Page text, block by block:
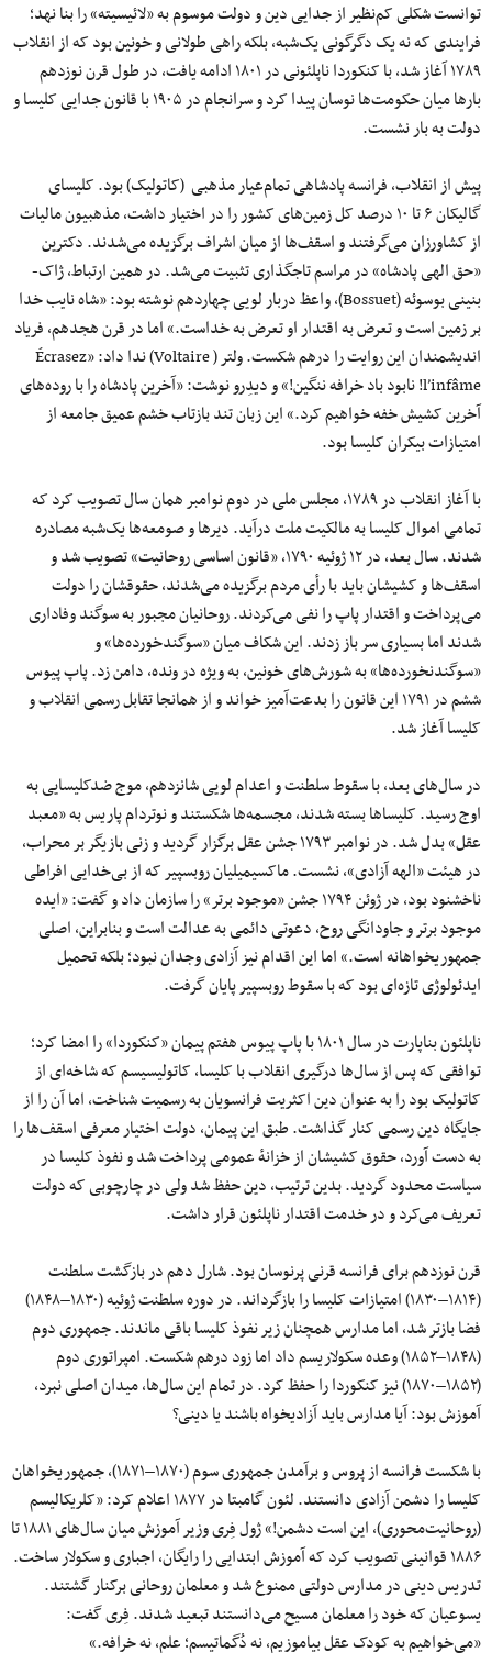
توانست شکلی کم‌نظیر از جدایی دین و دولت موسوم به «لائیسیته» را بنا نهد؛
فرایندی که نه یک دگرگونی یک‌شبه، بلکه راهی طولانی و خونین بود که از انقلاب
۱۷۸۹ آغاز شد، با کنکوردا ناپلئونی در ۱۸۰۱ ادامه یافت، در طول قرن نوزدهم
بارها میان حکومت‌ها نوسان پیدا کرد و سرانجام در ۱۹۰۵ با قانون جدایی کلیسا و
دولت به بار نشست.
پیش از انقلاب، فرانسه پادشاهی تمام‌عیار مذهبی (کاتولیک) بود. کلیسای
گالیکان ۶ تا ۱۰ درصد کل زمین‌های کشور را در اختیار داشت، مذهبیون مالیات
از کشاورزان می‌گرفتند و اسقف‌ها از میان اشراف برگزیده می‌شدند. دکترین
«حق الهی پادشاه» در مراسم تاجگذاری تثبیت می‌شد. در همین ارتباط، ژاک-
بنینی بوسوئه (Bossuet)، واعظ دربار لویی چهاردهم نوشته بود: «شاه نایب خدا
بر زمین است و تعرض به اقتدار او تعرض به خداست.» اما در قرن هجدهم، فریاد
اندیشمندان این روایت را درهم شکست. ولتر ( Voltaire) ندا داد: «Écrasez
l’infâme! نابود باد خرافه ننگین!» و دیدِرو نوشت: «آخرین پادشاه را با روده‌های
آخرین کشیش خفه خواهیم کرد.» این زبان تند بازتاب خشم عمیق جامعه از
امتیازات بیکران کلیسا بود.
با آغاز انقلاب در ۱۷۸۹، مجلس ملی در دوم نوامبر همان سال تصویب کرد که
تمامی اموال کلیسا به مالکیت ملت درآید. دیرها و صومعه‌ها یک‌شبه مصادره
شدند. سال بعد، در ۱۲ ژوئیه ۱۷۹۰، «قانون اساسی روحانیت» تصویب شد و
اسقف‌ها و کشیشان باید با رأی مردم برگزیده می‌شدند، حقوقشان را دولت
می‌پرداخت و اقتدار پاپ را نفی می‌کردند. روحانیان مجبور به سوگند وفاداری
شدند اما بسیاری سر باز زدند. این شکاف میان «سوگندخورده‌ها» و
«سوگندنخورده‌ها» به شورش‌های خونین، به‌ ویژه در ونده، دامن زد. پاپ پیوس
ششم در ۱۷۹۱ این قانون را بدعت‌آمیز خواند و از همانجا تقابل رسمی انقلاب و
کلیسا آغاز شد.
در سال‌های بعد، با سقوط سلطنت و اعدام لویی شانزدهم، موج ضدکلیسایی به
اوج رسید. کلیساها بسته شدند، مجسمه‌ها شکستند و نوتردام پاریس به «معبد
عقل» بدل شد. در نوامبر ۱۷۹۳ جشن عقل برگزار گردید و زنی بازیگر بر محراب،
در هیئت «الهه آزادی»، نشست. ماکسیمیلیانروبسپیر که از بی‌خدایی افراطی
ناخشنود بود، در ژوئن ۱۷۹۴ جشن «موجود برتر» را سازمان داد و گفت: «ایده
موجود برتر و جاودانگی روح، دعوتی دائمی به عدالت است و بنابراین، اصلی
جمهوریخواهانه است.» اما این اقدام نیز آزادی وجدان نبود؛ بلکه تحمیل
ایدئولوژی تازه‌ای بود که با سقوط روبسپیر پایان گرفت.
ناپلئون بناپارت در سال ۱۸۰۱ با پاپ پیوس هفتم پیمان «کنکوردا» را امضا کرد؛
توافقی که پس از سال‌ها درگیری انقلاب با کلیسا، کاتولیسیسم که شاخه‌ای از
کاتولیک بود را به‌ عنوان دین اکثریت فرانسویان به رسمیت شناخت، اما آن را از
جایگاه دین رسمی کنار گذاشت. طبق این پیمان، دولت اختیار معرفی اسقف‌ها را
به‌ دست آورد، حقوق کشیشان از خزانهٔ عمومی پرداخت شد و نفوذ کلیسا در
سیاست محدود گردید. بدین‌ ترتیب، دین حفظ شد ولی در چارچوبی که دولت
تعریف می‌کرد و در خدمت اقتدار ناپلئون قرار داشت.
قرن نوزدهم برای فرانسه قرنی پرنوسان بود. شارل دهم در بازگشت سلطنت
(۱۸۱۴–۱۸۳۰) امتیازات کلیسا را بازگرداند. در دوره سلطنت ژوئیه (۱۸۳۰–۱۸۴۸)
فضا بازتر شد، اما مدارس همچنان زیر نفوذ کلیسا باقی ماندند. جمهوری دوم
(۱۸۴۸–۱۸۵۲) وعده سکولاریسم داد اما زود درهم شکست. امپراتوری دوم
(۱۸۵۲–۱۸۷۰) نیز کنکوردا را حفظ کرد. در تمام این سال‌ها، میدان اصلی نبرد،
آموزش بود: آیا مدارس باید آزادیخواه باشند یا دینی؟
با شکست فرانسه از پروس و برآمدن جمهوری سوم (۱۸۷۰–۱۸۷۱)، جمهوریخواهان
کلیسا را دشمن آزادی دانستند. لئون گامبتا در ۱۸۷۷ اعلام کرد: «کلریکالیسم
(روحانیت‌محوری)، این است دشمن!» ژول فِری وزیر آموزش میان سال‌های ۱۸۸۱ تا
۱۸۸۶ قوانینی تصویب کرد که آموزش ابتدایی را رایگان، اجباری و سکولار ساخت.
تدریس دینی در مدارس دولتی ممنوع شد و معلمان روحانی برکنار گشتند.
یسوعیان که خود را معلمان مسیح می‌دانستند تبعید شدند. فِری گفت:
«می‌خواهیم به کودک عقل بیاموزیم، نه دُگماتیسم؛ علم، نه خرافه.»